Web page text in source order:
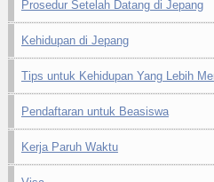
Prosedur Setelah Datang di Jepang
Kehidupan di Jepang
Tips untuk Kehidupan Yang Lebih
Pendaftaran untuk Beasiswa
Kerja Paruh Waktu